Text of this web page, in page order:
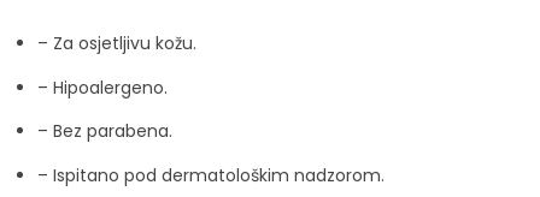
– Za osjetljivu kožu.
– Hipoalergeno.
– Bez parabena.
– Ispitano pod dermatološkim nadzorom.